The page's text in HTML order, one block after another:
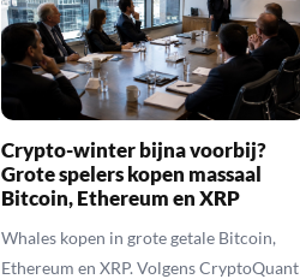
Crypto-winter bijna voorbij?
Grote spelers kopen massaal
Bitcoin, Ethereum en XRP
Whales kopen in grote getale Bitcoin,
Ethereum en XRP. Volgens CryptoQuant